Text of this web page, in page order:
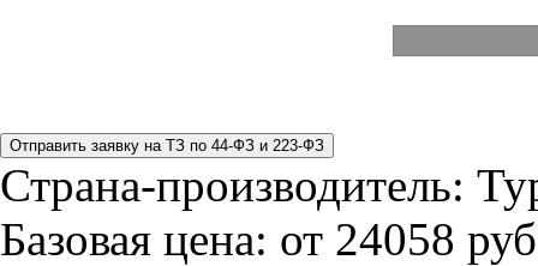
Страна-производитель:
Базовая цена: от 24058